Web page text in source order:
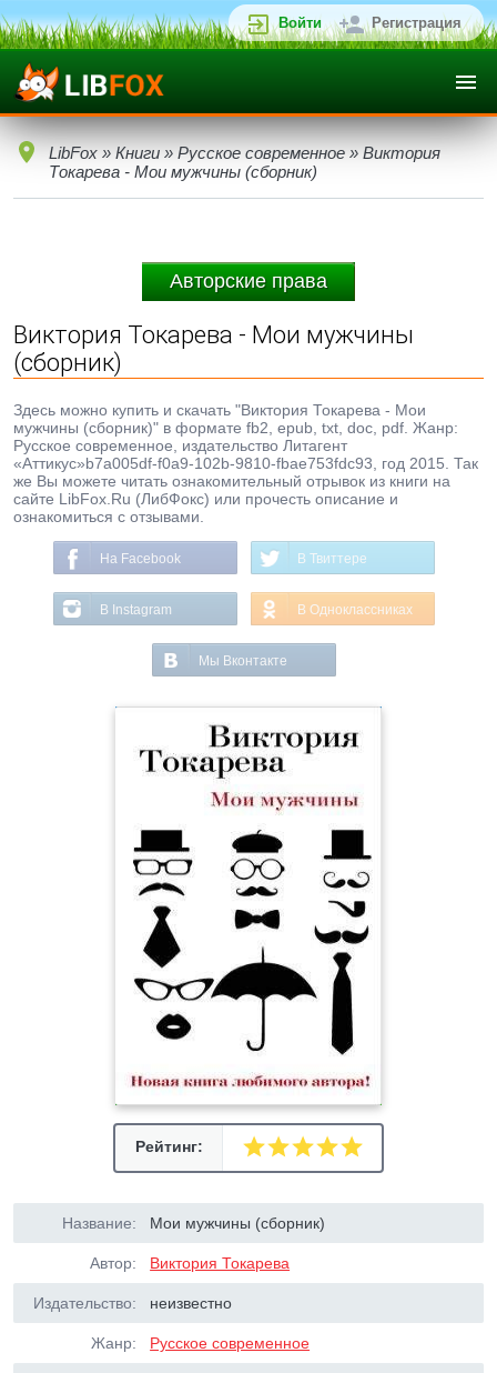
Войти Регистрация
LibFox » Книги » Русское современное » Виктория
Токарева - Мои мужчины (сборник)
Авторские права
Виктория Токарева - Мои мужчины
(сборник)
Здесь можно купить и скачать "Виктория Токарева - Мои
мужчины (сборник)" в формате fb2, epub, txt, doc, pdf. Жанр:
Русское современное, издательство Литагент
«Аттикус»b7a005df-f0a9-102b-9810-fbae753fdc93, год 2015. Так
же Вы можете читать ознакомительный отрывок из книги на
сайте LibFox.Ru (ЛибФокс) или прочесть описание и
ознакомиться с отзывами.
На Facebook В Твиттере
В Instagram В Одноклассниках
Мы Вконтакте
Рейтинг:
Название: Мои мужчины (сборник)
Автор: Виктория Токарева
Издательство: неизвестно
Жанр: Русское современное